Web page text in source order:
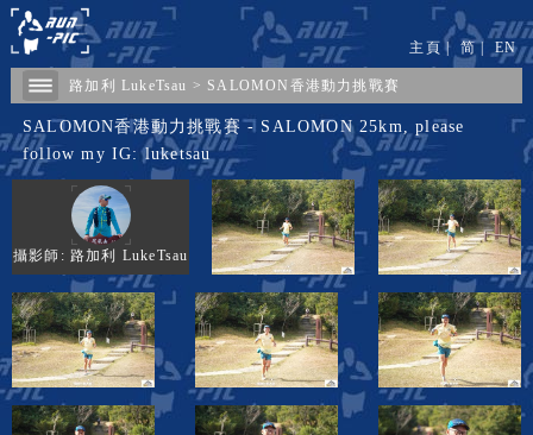
路加利 LukeTsau > SALOMON香港動力挑戰賽
主頁 | 简| EN
SALOMON香港動力挑戰賽 - SALOMON 25km, please
follow my IG: luketsau
攝影師: 路加利 LukeTsau